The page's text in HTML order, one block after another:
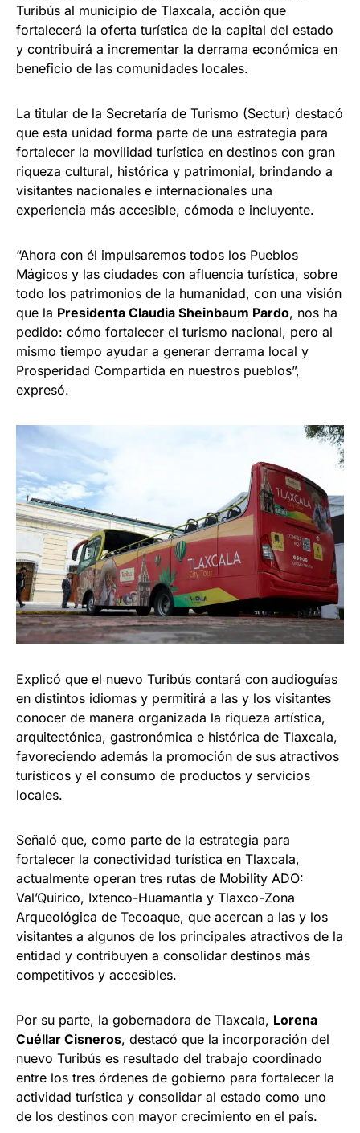
Turibús al municipio de Tlaxcala, acción que
fortalecerá la oferta turística de la capital del estado
y contribuirá a incrementar la derrama económica en
beneficio de las comunidades locales.
La titular de la Secretaría de Turismo (Sectur) destacó
que esta unidad forma parte de una estrategia para
fortalecer la movilidad turística en destinos con gran
riqueza cultural, histórica y patrimonial, brindando a
visitantes nacionales e internacionales una
experiencia más accesible, cómoda e incluyente.
“Ahora con él impulsaremos todos los Pueblos
Mágicos y las ciudades con afluencia turística, sobre
todo los patrimonios de la humanidad, con una visión
que la Presidenta Claudia Sheinbaum Pardo, nos ha
pedido: cómo fortalecer el turismo nacional, pero al
mismo tiempo ayudar a generar derrama local y
Prosperidad Compartida en nuestros pueblos”,
expresó.
Explicó que el nuevo Turibús contará con audioguías
en distintos idiomas y permitirá a las y los visitantes
conocer de manera organizada la riqueza artística,
arquitectónica, gastronómica e histórica de Tlaxcala,
favoreciendo además la promoción de sus atractivos
turísticos y el consumo de productos y servicios
locales.
Señaló que, como parte de la estrategia para
fortalecer la conectividad turística en Tlaxcala,
actualmente operan tres rutas de Mobility ADO:
Val’Quirico, Ixtenco-Huamantla y Tlaxco-Zona
Arqueológica de Tecoaque, que acercan a las y los
visitantes a algunos de los principales atractivos de la
entidad y contribuyen a consolidar destinos más
competitivos y accesibles.
Por su parte, la gobernadora de Tlaxcala, Lorena
Cuéllar Cisneros, destacó que la incorporación del
nuevo Turibús es resultado del trabajo coordinado
entre los tres órdenes de gobierno para fortalecer la
actividad turística y consolidar al estado como uno
de los destinos con mayor crecimiento en el país.